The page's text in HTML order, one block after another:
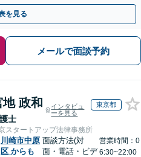
谷駅5分】
を見る
メールで面談予約
地 政和
士
インタビュ
ーを見る
東京都
スタートアップ法律事務所
川崎市中原
区 からも
面談方法(対
面・電話・ビデ
営業時間：0
6:30~22:00